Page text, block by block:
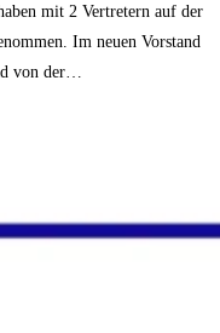
mit 2 Vertretern auf der
Im neuen Vorstand
von der…